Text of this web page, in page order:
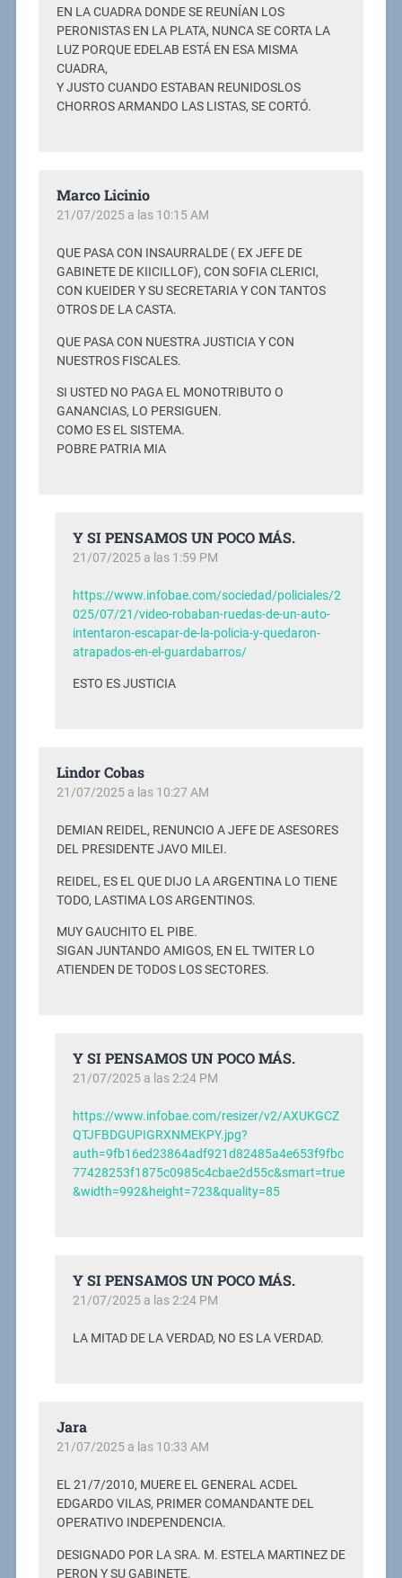
EN LA CUADRA DONDE SE REUNÍAN LOS
PERONISTAS EN LA PLATA, NUNCA SE CORTA LA
LUZ PORQUE EDELAB ESTÁ EN ESA MISMA
CUADRA,
Y JUSTO CUANDO ESTABAN REUNIDOSLOS
CHORROS ARMANDO LAS LISTAS, SE CORTÓ.
Marco Licinio
21/07/2025 a las 10:15 AM
QUE PASA CON INSAURRALDE ( EX JEFE DE
GABINETE DE KIICILLOF), CON SOFIA CLERICI,
CON KUEIDER Y SU SECRETARIA Y CON TANTOS
OTROS DE LA CASTA.
QUE PASA CON NUESTRA JUSTICIA Y CON
NUESTROS FISCALES.
SI USTED NO PAGA EL MONOTRIBUTO O
GANANCIAS, LO PERSIGUEN.
COMO ES EL SISTEMA.
POBRE PATRIA MIA
Y SI PENSAMOS UN POCO MÁS.
21/07/2025 a las 1:59 PM
https://www.infobae.com/sociedad/policiales/2
025/07/21/video-robaban-ruedas-de-un-auto-
intentaron-escapar-de-la-policia-y-quedaron-
atrapados-en-el-guardabarros/
ESTO ES JUSTICIA
Lindor Cobas
21/07/2025 a las 10:27 AM
DEMIAN REIDEL, RENUNCIO A JEFE DE ASESORES
DEL PRESIDENTE JAVO MILEI.
REIDEL, ES EL QUE DIJO LA ARGENTINA LO TIENE
TODO, LASTIMA LOS ARGENTINOS.
MUY GAUCHITO EL PIBE.
SIGAN JUNTANDO AMIGOS, EN EL TWITER LO
ATIENDEN DE TODOS LOS SECTORES.
Y SI PENSAMOS UN POCO MÁS.
21/07/2025 a las 2:24 PM
https://www.infobae.com/resizer/v2/AXUKGCZ
QTJFBDGUPIGRXNMEKPY.jpg?
auth=9fb16ed23864adf921d82485a4e653f9fbc
77428253f1875c0985c4cbae2d55c&smart=true
&width=992&height=723&quality=85
Y SI PENSAMOS UN POCO MÁS.
21/07/2025 a las 2:24 PM
LA MITAD DE LA VERDAD, NO ES LA VERDAD.
Jara
21/07/2025 a las 10:33 AM
EL 21/7/2010, MUERE EL GENERAL ACDEL
EDGARDO VILAS, PRIMER COMANDANTE DEL
OPERATIVO INDEPENDENCIA.
DESIGNADO POR LA SRA. M. ESTELA MARTINEZ DE
PERON Y SU GABINETE.